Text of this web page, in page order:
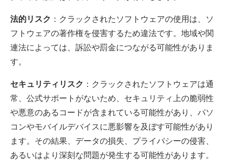
法的リスク ：クラックされたソフトウェアの使用は、ソ
フトウェアの著作権を侵害するため違法です。地域や関
連法によっては、訴訟や罰金につながる可能性がありま
す。
セキュリティリスク ：クラックされたソフトウェアは通
常、公式サポートがないため、セキュリティ上の脆弱性
や悪意のあるコードが含まれている可能性があり、パソ
コンやモバイルデバイスに悪影響を及ぼす可能性があり
ます。その結果、データの損失、プライバシーの侵害、
あるいはより深刻な問題が発生する可能性があります。